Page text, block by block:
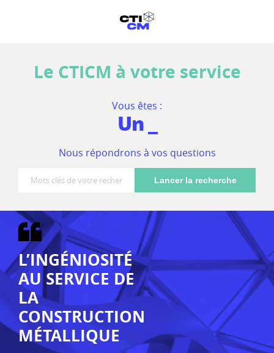
L’INGÉNIOSITÉ
AU SERVICE DE
LA
CONSTRUCTION
MÉTALLIQUE
Le CTICM à votre service
Vous êtes :
Un a
Nous répondrons à vos questions
Lancer la recherche